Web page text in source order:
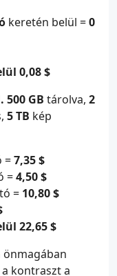
keretén belül =0
0,08 $
500 GB tárolva, 2
5 TB kép
=7,35 $
=4,50 $
= 10,80 $
22,65 $
önmagában
a kontraszt a